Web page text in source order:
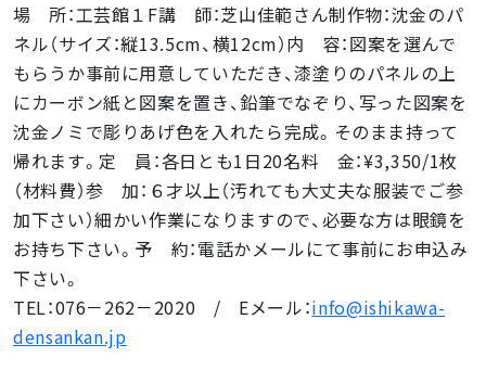
場 所：工芸館１F講 師：芝山佳範さん制作物：沈金のパ
ネル（サイズ：縦13.5cm、横12cm）内 容：図案を選んで
もらうか事前に用意していただき、漆塗りのパネルの上
にカーボン紙と図案を置き、鉛筆でなぞり、写った図案を
沈金ノミで彫りあげ色を入れたら完成。そのまま持って
帰れます。定 員：各日とも1日20名料 金：¥3,350/1枚
（材料費）参 加：６才以上（汚れても大丈夫な服装でご参
加下さい）細かい作業になりますので、必要な方は眼鏡を
お持ち下さい。予 約：電話かメールにて事前にお申込み
下さい。
TEL：076－262－2020 / Eメール：info@ishikawa-
densankan.jp